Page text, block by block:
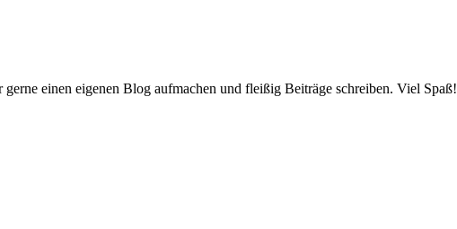
einen eigenen Blog aufmachen und fleißig Beiträge schreiben. Viel Spaß!